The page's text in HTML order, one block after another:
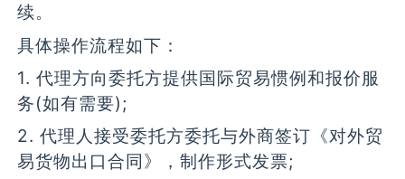
续。
具体操作流程如下：
1. 代理方向委托方提供国际贸易惯例和报价服
务(如有需要);
2. 代理人接受委托方委托与外商签订《对外贸
易货物出口合同》，制作形式发票;